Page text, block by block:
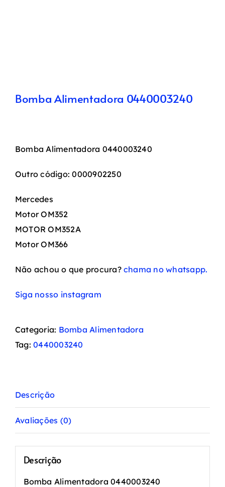
Bomba Alimentadora 0440003240
Bomba Alimentadora 0440003240
Outro código: 0000902250
Mercedes
Motor OM352
MOTOR OM352A
Motor OM366
Não achou o que procura?chama no whatsapp.
Siga nosso instagram
Categoria: Bomba Alimentadora
Tag:0440003240
Descrição
Avaliações (0)
Descrição
Bomba Alimentadora 0440003240